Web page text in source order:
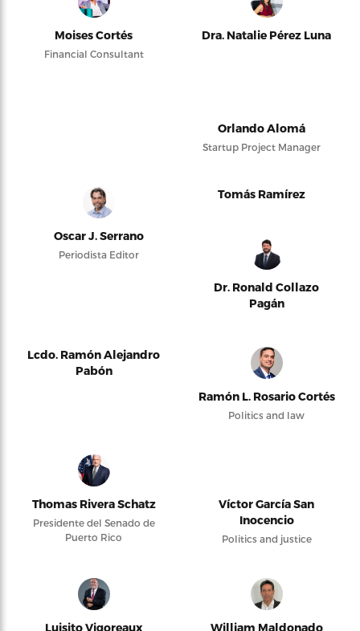
Moises Cortés
Financial Consultant
Dra. Natalie Pérez Luna
Orlando Alomá
Startup Project Manager
Oscar J. Serrano
Periodista Editor
Tomás Ramírez
Dr. Ronald Collazo
Pagán
Lcdo. Ramón Alejandro
Pabón
Ramón L. Rosario Cortés
Politics and law
Thomas Rivera Schatz
Presidente del Senado de
Puerto Rico
Víctor García San
Inocencio
Politics and justice
Luisito Vigoreaux William Maldonado